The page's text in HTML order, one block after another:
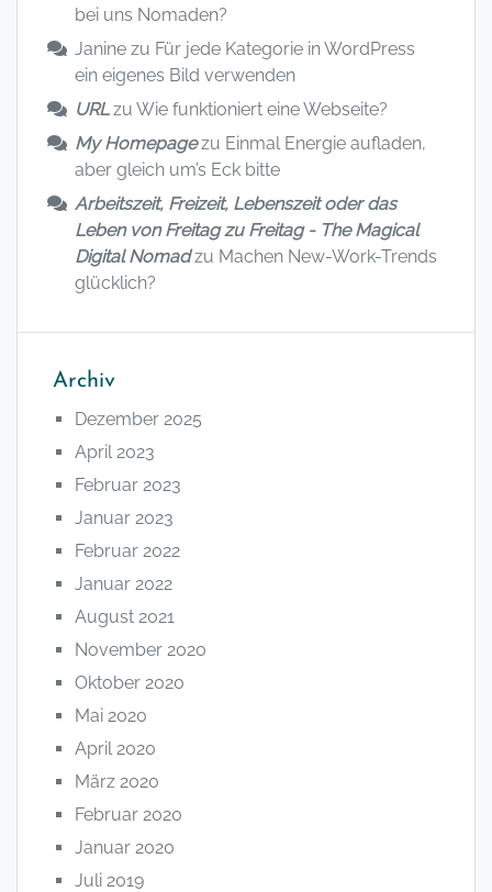
bei uns Nomaden?
Janine zu Für jede Kategorie in WordPress
ein eigenes Bild verwenden
URLzu Wie funktioniert eine Webseite?
My Homepagezu Einmal Energie aufladen,
aber gleich um’s Eck bitte
Arbeitszeit, Freizeit, Lebenszeit oder das
Leben von Freitag zu Freitag - The Magical
Digital Nomadzu Machen New-Work-Trends
glücklich?
Archiv
Dezember 2025
April 2023
Februar 2023
Januar 2023
Februar 2022
Januar 2022
August 2021
November 2020
Oktober 2020
Mai 2020
April 2020
März 2020
Februar 2020
Januar 2020
Juli 2019